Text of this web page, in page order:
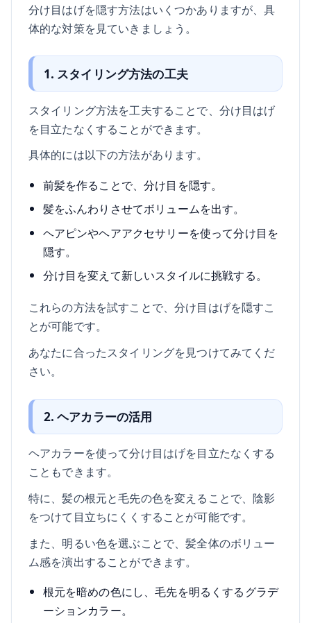
分け目はげを隠す方法はいくつかありますが、具
体的な対策を見ていきましょう。
1. スタイリング方法の工夫
スタイリング方法を工夫することで、分け目はげ
を目立たなくすることができます。
具体的には以下の方法があります。
前髪を作ることで、分け目を隠す。
髪をふんわりさせてボリュームを出す。
ヘアピンやヘアアクセサリーを使って分け目を
隠す。
分け目を変えて新しいスタイルに挑戦する。
これらの方法を試すことで、分け目はげを隠すこ
とが可能です。
あなたに合ったスタイリングを見つけてみてくだ
さい。
2. ヘアカラーの活用
ヘアカラーを使って分け目はげを目立たなくする
こともできます。
特に、髪の根元と毛先の色を変えることで、陰影
をつけて目立ちにくくすることが可能です。
また、明るい色を選ぶことで、髪全体のボリュー
ム感を演出することができます。
根元を暗めの色にし、毛先を明るくするグラデ
ーションカラー。